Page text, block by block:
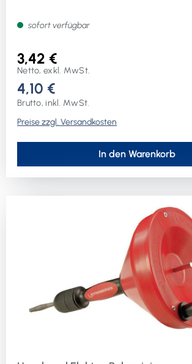
sofort verfügbar
3,42 €
Netto, exkl. MwSt.
4,10 €
Brutto, inkl. MwSt.
Preise zzgl. Versandkosten
In den Warenkorb